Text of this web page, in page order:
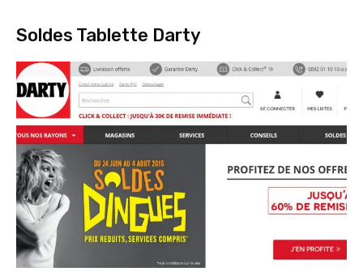
Soldes Tablette Darty